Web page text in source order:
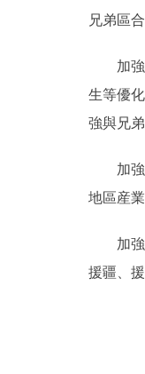
兄弟區
加強與
生等優
強與兄
加強與
地區産
加強對
援疆、